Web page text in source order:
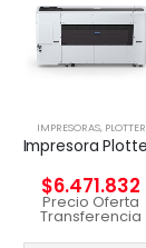
IMPRESORAS, PLOTTER
$6.471.832
Precio Oferta
Transferencia